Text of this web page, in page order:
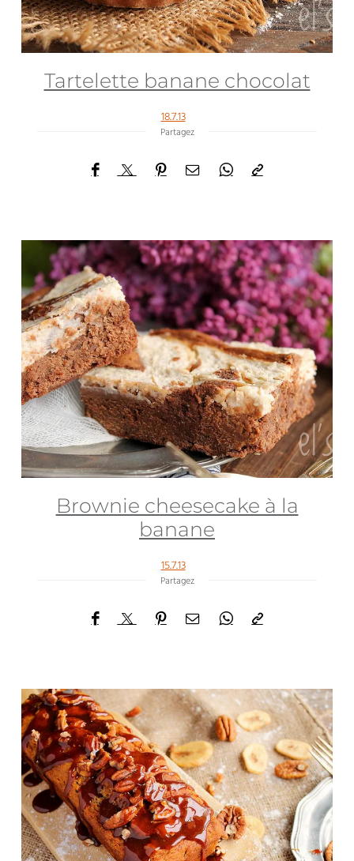
Tartelette banane chocolat
18.7.13
Partagez
Brownie cheesecake à la
banane
15.7.13
Partagez